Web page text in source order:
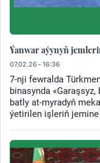
Ýanwar aýynyň
07.02.26 - 16:36
7-nji fewralda
binasynda
batly at-myradyň
ýetirilen işleriň